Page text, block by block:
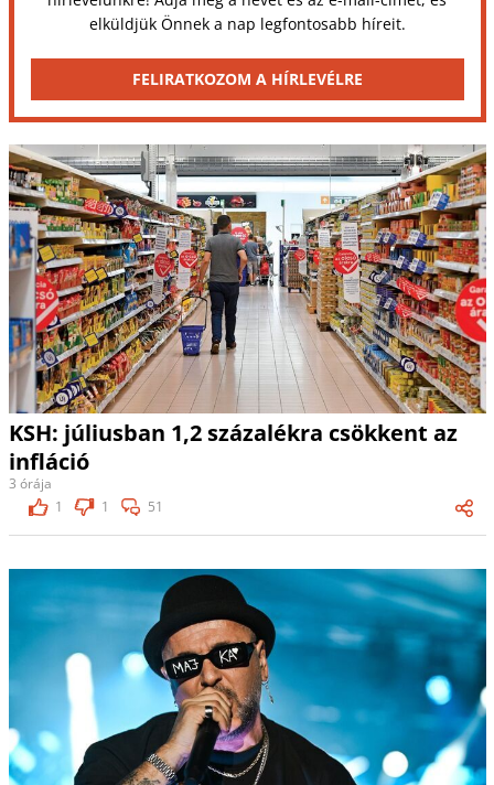
elküldjük Önnek a nap legfontosabb híreit.
FELIRATKOZOM A HÍRLEVÉLRE
KSH: júliusban 1,2 százalékra csökkent az
infláció
3 órája
1
1 51